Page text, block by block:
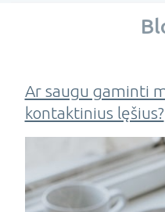
Ar saugu gaminti
kontaktinius lęšius?